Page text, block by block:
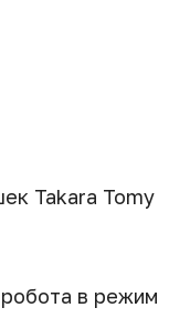
Takara Tomy
в режим